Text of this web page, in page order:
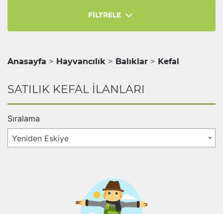
FİLTRELE
Anasayfa Hayvancılık Balıklar Kefal
SATILIK KEFAL İLANLARI
Sıralama
Yeniden Eskiye